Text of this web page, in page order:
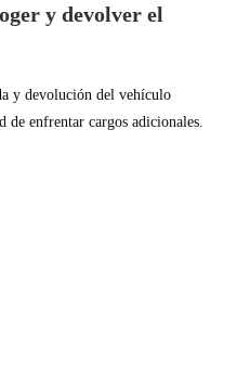
y devolver el
y devolución del vehículo
enfrentar cargos adicionales.